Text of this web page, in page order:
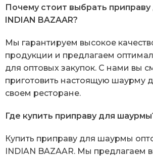
Почему стоит выбрать
INDIAN BAZAAR?
Мы гарантируем высокое
продукции и предлагаем
для оптовых закупок. С нами вы
приготовить настоящую шаурму
своем ресторане.
Где купить приправу для
Купить приправу для шаурмы
INDIAN BAZAAR. Мы предлагаем